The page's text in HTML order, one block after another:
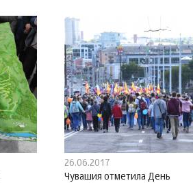
26.06.2017
Чувашия отметила День